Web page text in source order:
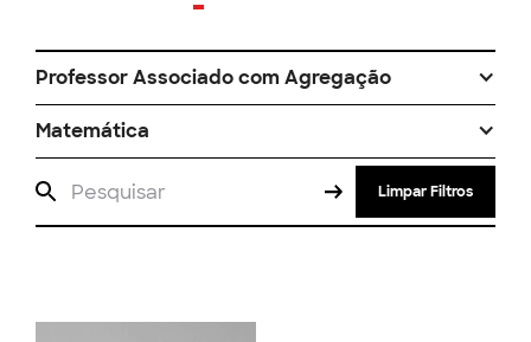
Professor Associado com Agregação
Matemática
Limpar Filtros